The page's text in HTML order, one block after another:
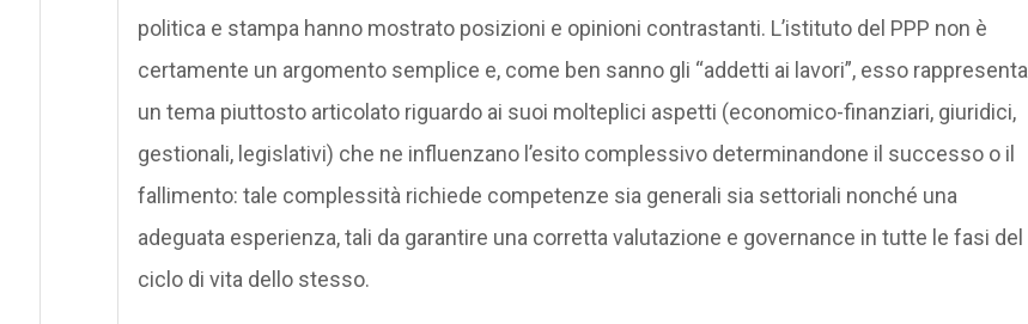
politica e stampa hanno mostrato posizioni e opinioni contrastanti. L’istituto del PPP non è
certamente un argomento semplice e, come ben sanno gli “addetti ai lavori”, esso rappresenta
un tema piuttosto articolato riguardo ai suoi molteplici aspetti (economico-finanziari, giuridici,
gestionali, legislativi) che ne influenzano l’esito complessivo determinandone il successo o il
fallimento: tale complessità richiede competenze sia generali sia settoriali nonché una
adeguata esperienza, tali da garantire una corretta valutazione e governance in tutte le fasi del
ciclo di vita dello stesso.